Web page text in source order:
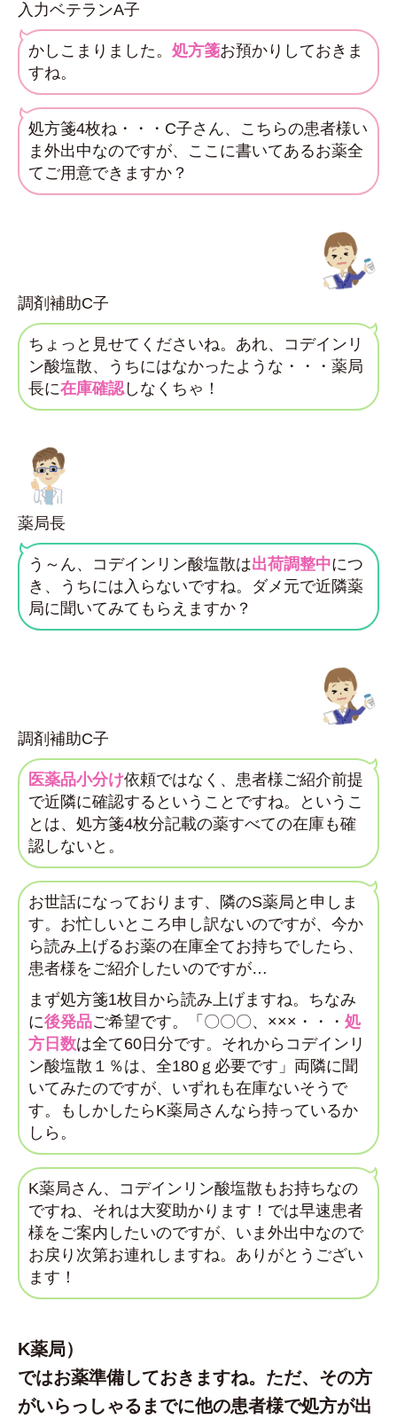
入力ベテランA子
かしこまりました。 処方箋お預かりしておきま
すね。
処方箋4枚ね・・・C子さん、こちらの患者様い
ま外出中なのですが、ここに書いてあるお薬全
てご用意できますか？
調剤補助C子
ちょっと見せてくださいね。あれ、コデインリ
ン酸塩散、うちにはなかったような・・・薬局
長に在庫確認しなくちゃ！
薬局長
う～ん、コデインリン酸塩散は出荷調整中につ
き、うちには入らないですね。ダメ元で近隣薬
局に聞いてみてもらえますか？
調剤補助C子
医薬品小分け依頼ではなく、患者様ご紹介前提
で近隣に確認するということですね。というこ
とは、処方箋4枚分記載の薬すべての在庫も確
認しないと。
お世話になっております、隣のS薬局と申しま
す。お忙しいところ申し訳ないのですが、今か
ら読み上げるお薬の在庫全てお持ちでしたら、
患者様をご紹介したいのですが…
まず処方箋1枚目から読み上げますね。ちなみ
に後発品ご希望です。「〇〇〇、×××・・・ 処
方日数は全て60日分です。それからコデインリ
ン酸塩散１％は、全180ｇ必要です」両隣に聞
いてみたのですが、いずれも在庫ないそうで
す。もしかしたらK薬局さんなら持っているか
しら。
K薬局さん、コデインリン酸塩散もお持ちなの
ですね、それは大変助かります！では早速患者
様をご案内したいのですが、いま外出中なので
お戻り次第お連れしますね。ありがとうござい
ます！
K薬局）
ではお薬準備しておきますね。ただ、その方
がいらっしゃるまでに他の患者様で処方が出